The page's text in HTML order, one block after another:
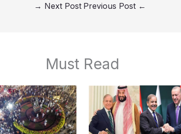
←
Next Post
→
Must Read